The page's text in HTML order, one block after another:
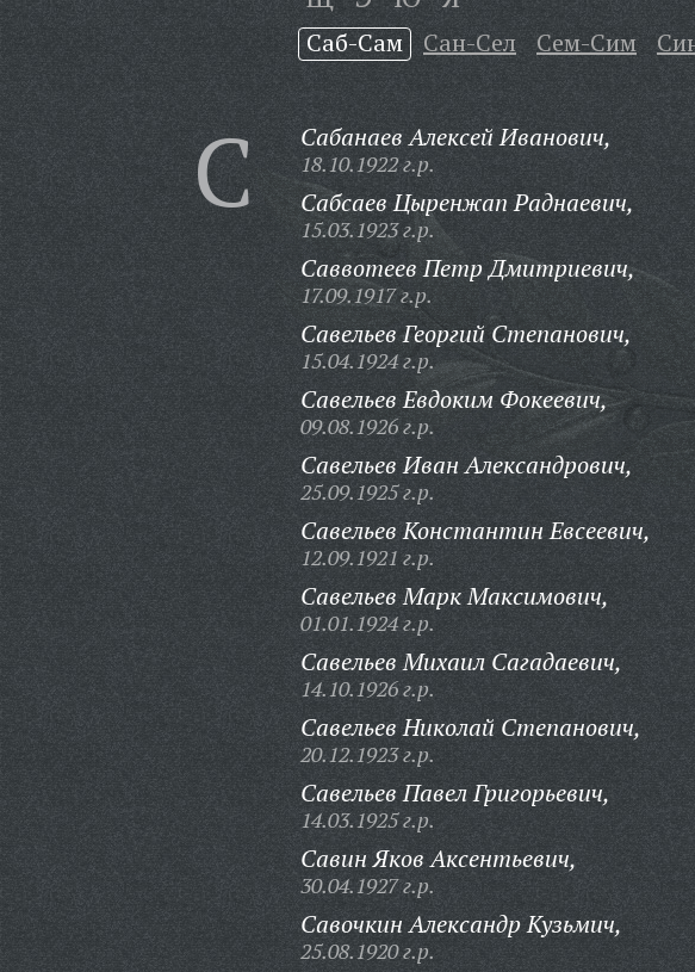
Саб-Сам Сан-Сел Сем-Сим
С Сабанаев Алексей Иванович,
18.10.1922 г.р.
Сабсаев Цыренжап Раднаевич,
15.03.1923 г.р.
Саввотеев Петр Дмитриевич,
17.09.1917 г.р.
Савельев Георгий Степанович,
15.04.1924 г.р.
Савельев Евдоким Фокеевич,
09.08.1926 г.р.
Савельев Иван Александрович,
25.09.1925 г.р.
Савельев Константин Евсеевич,
12.09.1921 г.р.
Савельев Марк Максимович,
01.01.1924 г.р.
Савельев Михаил Сагадаевич,
14.10.1926 г.р.
Савельев Николай Степанович,
20.12.1923 г.р.
Савельев Павел Григорьевич,
14.03.1925 г.р.
Савин Яков Аксентьевич,
30.04.1927 г.р.
Савочкин Александр Кузьмич,
25.08.1920 г.р.